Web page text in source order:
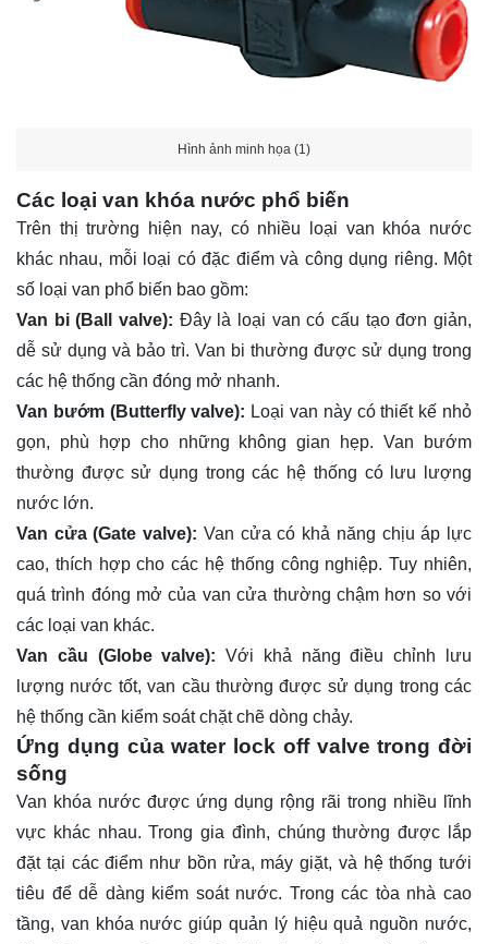
Hình ảnh minh họa (1)
Các loại van khóa nước phổ biến
Trên thị trường hiện nay, có nhiều loại van khóa nước
khác nhau, mỗi loại có đặc điểm và công dụng riêng. Một
số loại van phổ biến bao gồm:
Van bi (Ball valve): Đây là loại van có cấu tạo đơn giản,
dễ sử dụng và bảo trì. Van bi thường được sử dụng trong
các hệ thống cần đóng mở nhanh.
Van bướm (Butterfly valve): Loại van này có thiết kế nhỏ
gọn, phù hợp cho những không gian hẹp. Van bướm
thường được sử dụng trong các hệ thống có lưu lượng
nước lớn.
Van cửa (Gate valve): Van cửa có khả năng chịu áp lực
cao, thích hợp cho các hệ thống công nghiệp. Tuy nhiên,
quá trình đóng mở của van cửa thường chậm hơn so với
các loại van khác.
Van cầu (Globe valve): Với khả năng điều chỉnh lưu
lượng nước tốt, van cầu thường được sử dụng trong các
hệ thống cần kiểm soát chặt chẽ dòng chảy.
Ứng dụng của water lock off valve trong đời
sống
Van khóa nước được ứng dụng rộng rãi trong nhiều lĩnh
vực khác nhau. Trong gia đình, chúng thường được lắp
đặt tại các điểm như bồn rửa, máy giặt, và hệ thống tưới
tiêu để dễ dàng kiểm soát nước. Trong các tòa nhà cao
tầng, van khóa nước giúp quản lý hiệu quả nguồn nước,